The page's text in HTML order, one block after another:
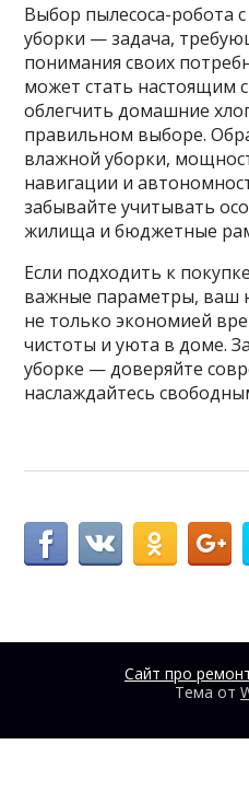
Выбор пылесоса-робота
уборки — задача,
понимания своих
может стать настоящим
облегчить домашние
правильном выборе.
влажной уборки,
навигации и
забывайте учитывать
жилища и бюджетные
Если подходить к
важные параметры, ваш
не только экономией
чистоты и уюта в доме.
уборке — доверяйте
наслаждайтесь
Сайт про
Тема от